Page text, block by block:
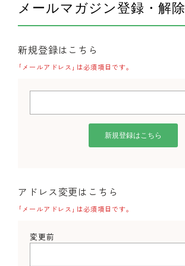
メールマガジン登録・解除
新規登録はこちら
｢メールアドレス｣は必須項目です。
アドレス変更はこちら
｢メールアドレス｣は必須項目です。
変更前